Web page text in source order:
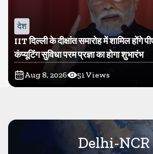
देश
IIT दिल्ली के दीक्षांत समारोह में शामिल होंगे
कंप्यूटिंग सुविधा परम प्रज्ञा का होगा शुभारंभ
Aug 8, 2026 51Views
Delhi-NCR